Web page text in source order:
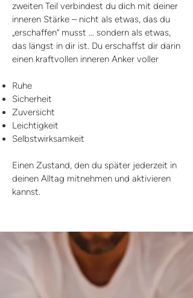
zweiten Teil verbindest du dich mit deiner
inneren Stärke – nicht als etwas, das du
„erschaffen“ musst … sondern als etwas,
das längst in dir ist. Du erschaffst dir darin
einen kraftvollen inneren Anker voller
Ruhe
Sicherheit
Zuversicht
Leichtigkeit
Selbstwirksamkeit
Einen Zustand, den du später jederzeit in
deinen Alltag mitnehmen und aktivieren
kannst.